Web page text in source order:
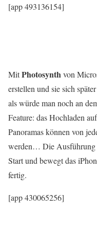
[app 493136154]
MitPhotosynth von
erstellen und sie sich
als würde man noch an
Feature: das Hochladen
Panoramas können von
werden… Die Ausführung
Start und bewegt das
fertig.
[app 430065256]